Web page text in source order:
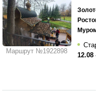
Маршрут №1922898
12.08